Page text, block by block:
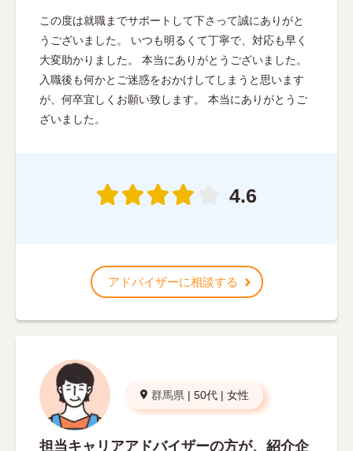
この度は就職までサポートして下さって誠にありがと
うございました。 いつも明るくて丁寧で、対応も早く
大変助かりました。 本当にありがとうございました。
入職後も何かとご迷惑をおかけしてしまうと思います
が、何卒宜しくお願い致します。 本当にありがとうご
ざいました。
4.6
アドバイザーに相談する
群馬県 | 50代 | 女性
担当キャリアアドバイザーの方が、紹介企